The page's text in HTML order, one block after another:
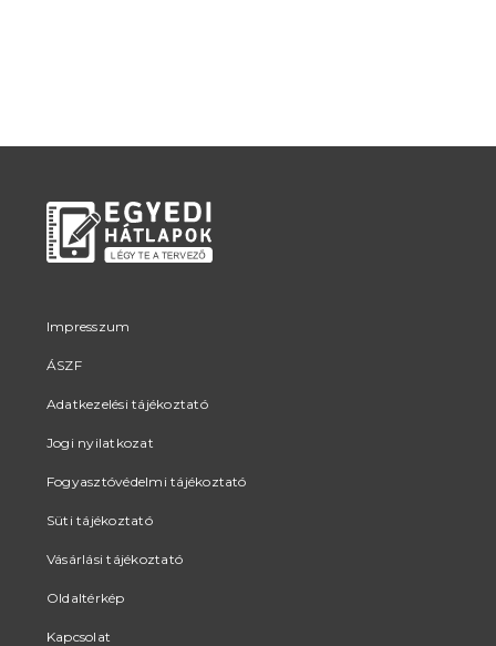
Impresszum
ÁSZF
Adatkezelési tájékoztató
Jogi nyilatkozat
Fogyasztóvédelmi tájékoztató
Süti tájékoztató
Vásárlási tájékoztató
Oldaltérkép
Kapcsolat